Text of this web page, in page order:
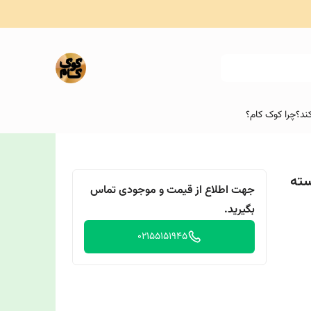
چرا کوک کام؟
بسته
جهت اطلاع از قیمت و موجودی تماس
بگیرید.
02155151945